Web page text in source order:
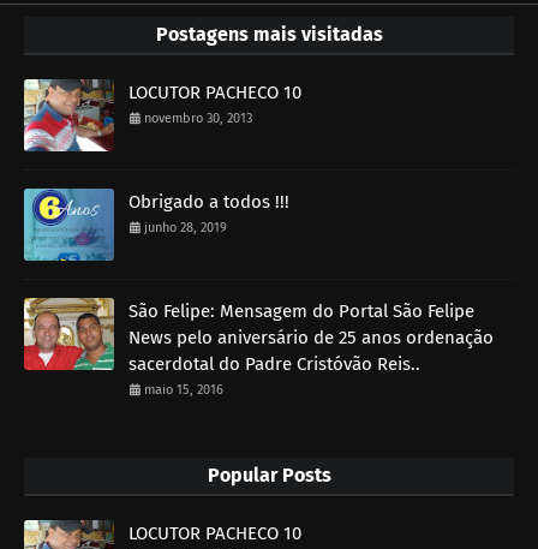
Postagens mais visitadas
LOCUTOR PACHECO 10
novembro 30, 2013
Obrigado a todos !!!
junho 28, 2019
São Felipe: Mensagem do Portal São Felipe
News pelo aniversário de 25 anos ordenação
sacerdotal do Padre Cristóvão Reis..
maio 15, 2016
Popular Posts
LOCUTOR PACHECO 10